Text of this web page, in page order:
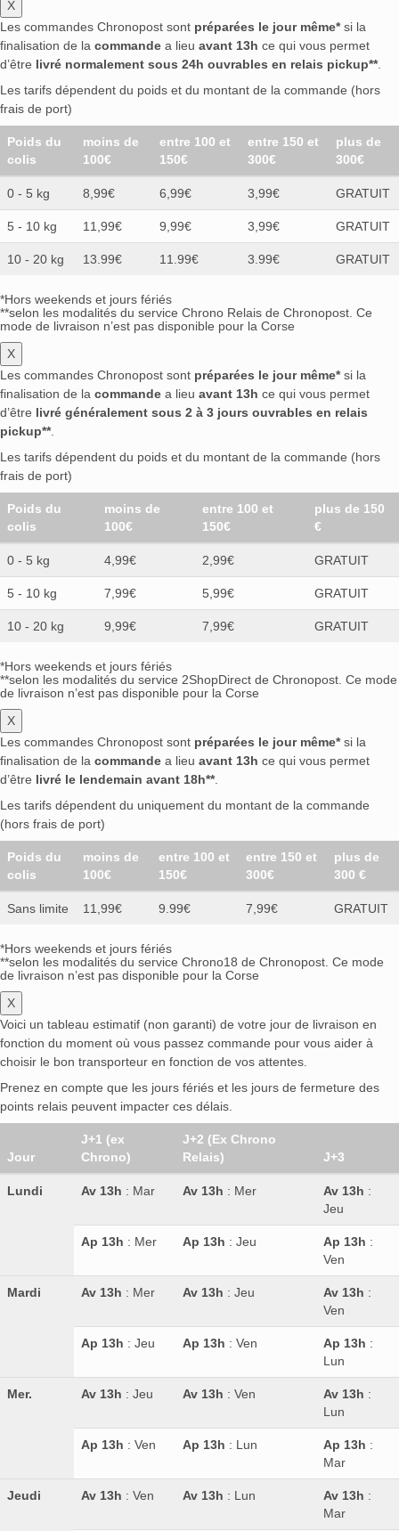
X
Les commandes Chronopost sont préparées le jour même*si la
finalisation de la commande a lieu avant 13h ce qui vous permet
d’être livré normalement sous 24h ouvrables en relais pickup**.
Les tarifs dépendent du poids et du montant de la commande (hors
frais de port)
Poids du
colis
moins de
100€
entre 100 et
150€
entre 150 et
300€
plus de
300€
0 - 5 kg 8,99€ 6,99€ 3,99€ GRATUIT
5 - 10 kg 11,99€ 9,99€ 3,99€ GRATUIT
10 - 20 kg 13.99€ 11.99€ 3.99€ GRATUIT
*Hors weekends et jours fériés
**selon les modalités du service Chrono Relais de Chronopost. Ce
mode de livraison n’est pas disponible pour la Corse
X
Les commandes Chronopost sont préparées le jour même*si la
finalisation de la commande a lieu avant 13h ce qui vous permet
d’être livré généralement sous 2 à 3 jours ouvrables en relais
pickup**.
Les tarifs dépendent du poids et du montant de la commande (hors
frais de port)
Poids du
colis
moins de
100€
entre 100 et
150€
plus de 150
€
0 - 5 kg 4,99€ 2,99€ GRATUIT
5 - 10 kg 7,99€ 5,99€ GRATUIT
10 - 20 kg 9,99€ 7,99€ GRATUIT
*Hors weekends et jours fériés
**selon les modalités du service 2ShopDirect de Chronopost. Ce mode
de livraison n’est pas disponible pour la Corse
X
Les commandes Chronopost sont préparées le jour même*si la
finalisation de la commande a lieu avant 13h ce qui vous permet
d’être livré le lendemain avant 18h**.
Les tarifs dépendent du uniquement du montant de la commande
(hors frais de port)
Poids du
colis
moins de
100€
entre 100 et
150€
entre 150 et
300€
plus de
300 €
Sans limite 11,99€ 9.99€ 7,99€ GRATUIT
*Hors weekends et jours fériés
**selon les modalités du service Chrono18 de Chronopost. Ce mode
de livraison n’est pas disponible pour la Corse
X
Voici un tableau estimatif (non garanti) de votre jour de livraison en
fonction du moment où vous passez commande pour vous aider à
choisir le bon transporteur en fonction de vos attentes.
Prenez en compte que les jours fériés et les jours de fermeture des
points relais peuvent impacter ces délais.
Jour
J+1 (ex
Chrono)
J+2 (Ex Chrono
Relais)
J+3
Lundi Av 13h : Mar Av 13h : Mer Av 13h :
Jeu
Ap 13h : Mer Ap 13h : Jeu Ap 13h :
Ven
Mardi Av 13h : Mer Av 13h : Jeu Av 13h :
Ven
Ap 13h : Jeu Ap 13h : Ven Ap 13h :
Lun
Mer. Av 13h : Jeu Av 13h : Ven Av 13h :
Lun
Ap 13h : Ven Ap 13h : Lun Ap 13h :
Mar
Jeudi Av 13h : Ven Av 13h : Lun Av 13h :
Mar